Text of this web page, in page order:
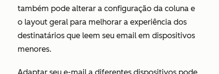
também pode alterar a configuração da coluna e
o layout geral para melhorar a experiência dos
destinatários que leem seu email em dispositivos
menores.